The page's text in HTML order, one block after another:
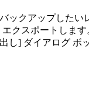
ックアップしたい
クスポートします
し] ダイアログ